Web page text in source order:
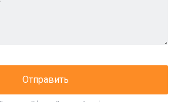
Отправить